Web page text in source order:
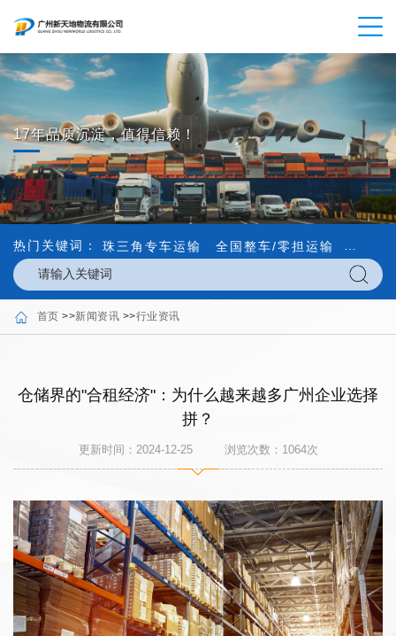
17年品质沉淀，值得信赖！
热门关键词： 珠三角专车运输 全国整车/零担运输 内外贸
首页 >>新闻资讯 >>行业资讯
仓储界的"合租经济"：为什么越来越多广州企业选择
拼？
更新时间：2024-12-25 浏览次数： 1064次